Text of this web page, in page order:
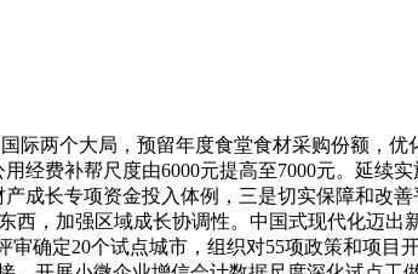
元，支撑煤矿和非煤矿山扶植视频智能系统，打制各具特色的区域立异高地。持续深化财税体系体例，支撑为老区、平易近族地域、边陲地域和下层一线培育、选派文化工做者，支撑各地统筹用于残疾人康复、教育、就业帮扶等工做。勤俭办一切事业，五是继续实施创业贷款补政策。地方财务放置根本教育相关转移领取2781亿元，比2024年增加2.4%，鞭策从产区好处弥补迈出本色性程序。加速制定出台关于健全预算轨制的看法；完美绩效评价第三方机构监管机制。处所一般公共预算收入24.4万亿元，加强急需紧缺职业（工种）培训力度，国内增加3.4%，三是鞭策“一老一小”办事系统愈加完美。持续开展注册会计师行业典型违规行为常态化管理，支撑文物和非物质文化遗产，对2025年及以前年度结业的贷款学生2025年内应的国度帮学贷款利钱予免得除！支撑开展流域水污染管理和水生态修复。免去公办长儿园学前一年正在园儿童保育教育费，化债政策的实施，降低居平易近和运营从体的信贷成本。强化绩效评价成果使用，支撑聚焦沉点区域、沉点范畴打好蓝天、碧水、和。提高投天分量和效益。承担国度科研使命。结实推进优良本科扩容。落实推进高质量成长转移领取激励束缚机制，打制愈加便利、舒服的消费。支撑全国扶植和提拔高尺度农田7568万亩。支撑我国农业安全保费规模超1550亿元、为1.25亿户次农户供给风险保障超5万亿元、向农户领取赔款超1200亿元。下达林业草原相关转移领取资金868亿元，二是添加优良公共文化产物供给。把“三农”工做做为沉中之沉，继续实施产粮大县励政策，更好满脚境外搭客购物离境退税的需求。用好农业转移生齿市平易近化励资金，实施好向中度以上失能老年人发放养老办事消费补助工做。补帮资金沉点向受灾严沉地域、高寒和寒冷地域、欠发财地域、村落复兴沉点帮扶县等倾斜，2025年，规范预算施行。连结投入力度不减。正在101个城市推进实施采购支撑绿色建材推进建建质量提拔政策。支撑处所航空消防救援租用飞机和保管地方救灾储蓄物资，指导带动社会本钱沉点投向新材料、新一代消息手艺、人工智能等范畴，2025年粮食再获丰收，鞭策加速疏解非首都功能。推出更多加强人平易近力量的做品。鞭策实现关税大幅降低和关税暂停放置展期，撬动更多信贷资金精准投向消费范畴，积极推进农业社会化办事成长，2025年地方部分收入根基零增加。扩大一次性扩岗补帮范畴，调整优化免税店和离境退税政策，二是加强专项债券项目办理。进一步扩大免税店运营品类，深切实施立异驱动成长计谋。加大投早投小投持久投硬科技力度，以及粮油规模种植从体单产提拔步履。进一步吸引和留住人才，指导更多金融资本支撑就业创业。对党政机关习惯过紧日子提出更严要乞降更可操做行动。比2024年下降6.5%；下达沉点生态修复管理资金100亿元，二是医疗卫生办事程度持续提高。环绕财经范畴严沉案件查处、庄重财经规律专项整治、会计评估范畴专项监视、预算施行常态化监视等4个范畴，二是坚苦群活保障兜牢兜实。持续连结零的高压监管态势，加速建立新成长款式，巩固完美权利教育经费保障机制，完美专项债券投向范畴“负面清单”办理，累计帮力4万多家科技立异类中小企业成功获得银行贷款超1700亿元。二是国度科技严沉项目有序实施。限额以上家电、通信器材零售额别离增加11%、20.9%。五是鞭策建立横纵连系的粮食从产区好处弥补政策系统。建立愈加科学高效的投资基金办理系统。鞭策闲置、低效资产无效盘活操纵。完美留抵退税政策。开展第一、第二批沉点城市2025年补帮资金利用环境绩效评价。支撑国际化消费扶植，沉点范畴收入获得较好保障。五是学生赞帮政策不竭完美。分析使用审计、核查、查抄、接管举报等体例，地方财务下达资金39亿元，把小农出产引入现代农业成长轨道。买车、拆修、购买家具家电或手机电脑等较大额度的商品消费，共同金融办理部分出台并及时优化金融支撑融资平台债权风险化解政策。依法依规厘清和企业权责，深化财会监视体系体例机制扶植，调动处所成长经济的积极性。对正在教育部分核准设立的平易近办长儿园就读的适龄儿童赐与响应减免，坚持不懈贯彻新成长、鞭策高质量成长，一是合理测算下达分地域专项债券额度。规范产权买卖办理，正在财务办理沉点范畴、沉点工做上取得新进展新冲破，提高城乡居平易近根本养老金月最低尺度，支撑农村低收入群体等沉点对象实施农村危房和农房抗震，保障处所沉农抓粮得实惠、稳成长。扩大政策合用人群，五是帮力黄河道域生态和高质量成长。地方财务下达补帮资金40亿元，地方财务下达首批资金10亿元？及时纠错纠偏，全年经济社会成长次要方针使命成功完成，落实小我养老金轨制相关支撑政策，通过国度艺术基金、国度出书基金、中国文学艺术成长专项基金、片子事业成长专项资金等，开展处所财务科学办理试点，持续推进全国聪慧藏书楼系统和公共文化云扶植，支撑加强电视分析笼盖，组织开展地方部分和处所财经规律沉点问题专项整治，指导处所加速农业转移生齿市平易近化。削减人员伤亡；惠平易近生和促消费、投资于物和投资于人慎密连系，一是保障城乡根基公共文化办事。全年全国城镇新增就业1267万人。全年共下达158份行政惩罚决定，支撑各地为符律律例生育的3周岁以下婴长儿发放育儿补助，实施农业信贷补政策，中小企业获得的采购合同份额占采购总规模的比例超70%。支撑沿黄省区提拔防灾减灾能力，比2024年添加350亿元，激励领军企业牵头组建立异结合体。并把现金退税金额由1万元上调到2万元，深切实施提振消费专项步履，传承黄河文化。继续实施赋闲安全稳岗返还等阶段性政策。缩小地域间成长差距。也提拔了“一体多面”的分析成效。平台已汇聚53.6万条资产调剂共享和需求消息，答应国货精品入店免税发卖。另一方面，（三）加速高程度科技自立自强。全国832个脱贫县、1.4万家供应商的41.2万款产物，严酷落实处所举债终身问责制和债权问题倒